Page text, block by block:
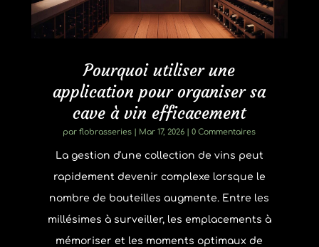
Pourquoi utiliser une
application pour organiser sa
cave à vin efficacement
parflobrasseries | Mar 17, 2026 | 0 Commentaires
La gestion d'une collection de vins peut
rapidement devenir complexe lorsque le
nombre de bouteilles augmente. Entre les
millésimes à surveiller, les emplacements à
mémoriser et les moments optimaux de